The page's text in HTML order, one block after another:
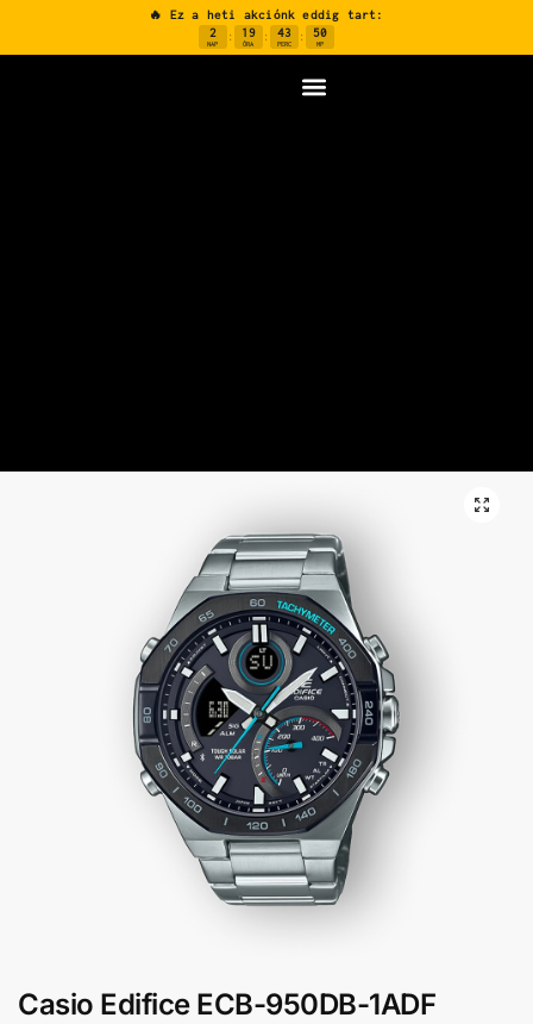
🔥 Ez a heti akciónk eddig tart:
2
NAP
: 19
ÓRA
: 43
PERC
: 49
MP
Casio Edifice ECB-950DB-1ADF